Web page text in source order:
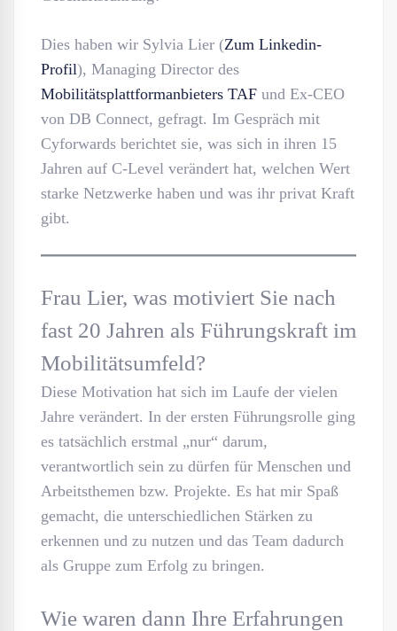
Dies haben wir Sylvia Lier (Zum Linkedin-
Profil), Managing Director des
Mobilitätsplattformanbieters TAF und Ex-CEO
von DB Connect, gefragt. Im Gespräch mit
Cyforwards berichtet sie, was sich in ihren 15
Jahren auf C-Level verändert hat, welchen Wert
starke Netzwerke haben und was ihr privat Kraft
gibt.
Frau Lier, was motiviert Sie nach
fast 20 Jahren als Führungskraft im
Mobilitätsumfeld?
Diese Motivation hat sich im Laufe der vielen
Jahre verändert. In der ersten Führungsrolle ging
es tatsächlich erstmal „nur“ darum,
verantwortlich sein zu dürfen für Menschen und
Arbeitsthemen bzw. Projekte. Es hat mir Spaß
gemacht, die unterschiedlichen Stärken zu
erkennen und zu nutzen und das Team dadurch
als Gruppe zum Erfolg zu bringen.
Wie waren dann Ihre Erfahrungen